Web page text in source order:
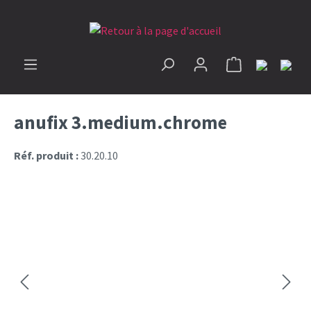
Le panier
anufix 3.medium.chrome
Réf. produit :30.20.10